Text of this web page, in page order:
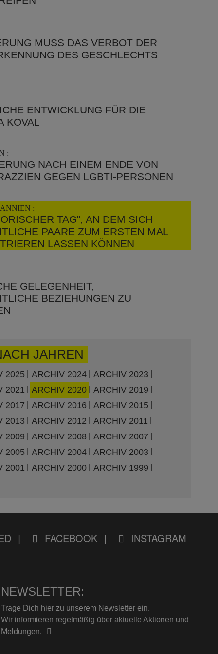
MUSS DAS VERBOT DER
DES GESCHLECHTS
ENTWICKLUNG FÜR DIE
KOVAL
:
NACH EINEM ENDE VON
GEGEN LGBTI-PERSONEN
:
TAG", AN DEM SICH
PAARE ZUM ERSTEN MAL
LASSEN KÖNNEN
GELEGENHEIT,
BEZIEHUNGEN ZU
JAHREN
2025 ARCHIV 2024
ARCHIV 2023
2021 ARCHIV 2020
ARCHIV 2019
2017 ARCHIV 2016
ARCHIV 2015
2013 ARCHIV 2012
ARCHIV 2011
2009 ARCHIV 2008
ARCHIV 2007
2005 ARCHIV 2004
ARCHIV 2003
2001 ARCHIV 2000
ARCHIV 1999
FACEBOOK INSTAGRAM
NEWSLETTER:
Trage Dich hier zu unserem Newsletter ein.
Wir informieren regelmäßig über aktuelle Aktionen und
Meldungen.